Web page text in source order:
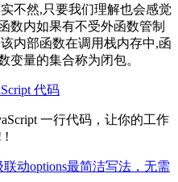
不然,只要我们理解也会感觉
数内如果有不受外函数管制
内部函数在调用栈内存中,函
变量的集合称为闭包。
代码
一行代码，让你的工作
!
联动options最简洁写法，无需